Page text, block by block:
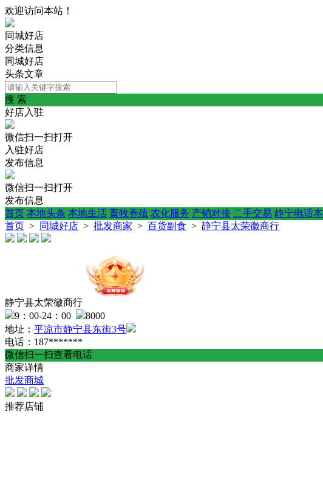
欢迎访问本站！
同城好店
分类信息
同城好店
头条文章
搜 索
好店入驻
微信扫一扫打开
入驻好店
发布信息
微信扫一扫打开
发布信息
首页 本地头条 本地生活 畜牧养殖 农化服务 产销对接 二手交易 静宁电话本
首页 > 同城好店 > 批发商家 > 百货副食 > 静宁县太荣徽商行
静宁县太荣徽商行
9：00-24：00
8000
地址： 平凉市静宁县东街3号
电话：187*******
微信扫一扫查看电话
商家详情
批发商城
推荐店铺